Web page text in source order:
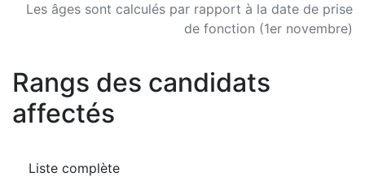
Les âges sont calculés par rapport à la date de prise
de fonction (1er novembre)
Rangs des candidats
affectés
Liste complète